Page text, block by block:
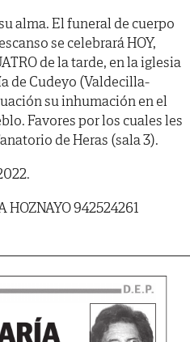
alma. El funeral de cuerpo
se celebrará HOY,
de la tarde, en la iglesia
de Cudeyo (Valdecilla-
su inhumación en el
Favores por los cuales les
de Heras (sala 3).
HOZNAYO 942524261